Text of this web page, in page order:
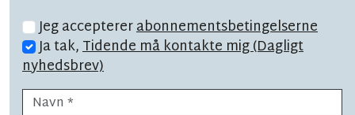
Jeg acceptererabonnementsbetingelserne
Ja tak,Tidende må kontakte mig (Dagligt
nyhedsbrev)
LÆSETID 3 MIN.